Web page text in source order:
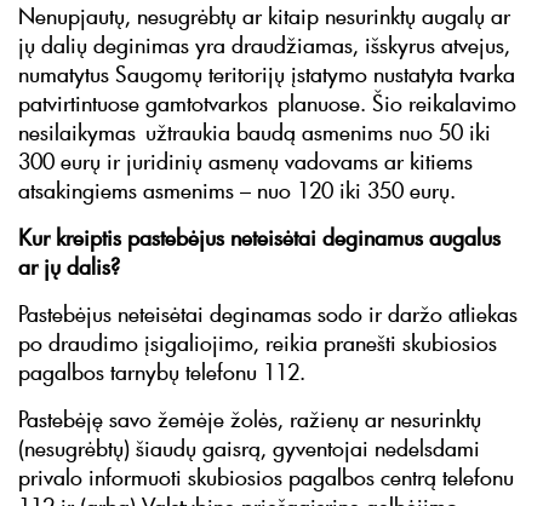
Nenupjautų, nesugrėbtų ar kitaip nesurinktų augalų ar
jų dalių deginimas yra draudžiamas, išskyrus atvejus,
numatytus Saugomų teritorijų įstatymo nustatyta tvarka
patvirtintuose gamtotvarkos planuose. Šio reikalavimo
nesilaikymas užtraukia baudą asmenims nuo 50 iki
300 eurų ir juridinių asmenų vadovams ar kitiems
atsakingiems asmenims – nuo 120 iki 350 eurų.
Kur kreiptis pastebėjus neteisėtai deginamus augalus
ar jų dalis?
Pastebėjus neteisėtai deginamas sodo ir daržo atliekas
po draudimo įsigaliojimo, reikia pranešti skubiosios
pagalbos tarnybų telefonu 112.
Pastebėję savo žemėje žolės, ražienų ar nesurinktų
(nesugrėbtų) šiaudų gaisrą, gyventojai nedelsdami
privalo informuoti skubiosios pagalbos centrą telefonu